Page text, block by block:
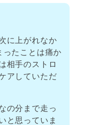
に上がれなか
ったことは痛か
相手のストロ
アしていただ
の分まで走っ
と思っていま